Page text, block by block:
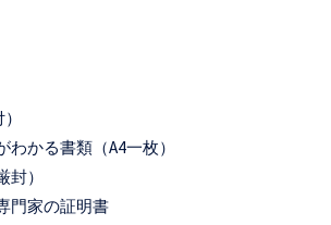
かる書類（A4一枚）
）
門家の証明書